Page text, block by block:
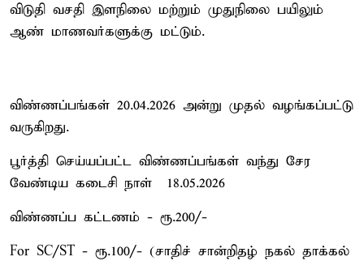
விடுதி வசதி இளநிலை மற்றும் முதுநிலை பயிலும்
ஆண் மாணவர்களுக்கு மட்டும்.
விண்ணப்பங்கள் 20.04.2026 அன்று முதல் வழங்கப்பட்டு
வருகிறது.
பூர்த்தி செய்யப்பட்ட விண்ணப்பங்கள் வந்து சேர
வேண்டிய கடைசி நாள் – 18.05.2026
விண்ணப்ப கட்டணம் - ரூ.200/-
For SC/ST - ரூ.100/- (சாதிச் சான்றிதழ் நகல் தாக்கல்